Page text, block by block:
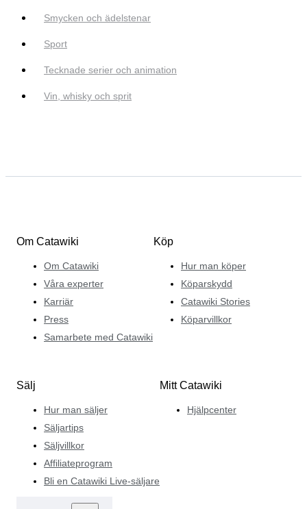
Smycken och ädelstenar
Sport
Tecknade serier och animation
Vin, whisky och sprit
Om Catawiki
Om Catawiki
Våra experter
Karriär
Press
Samarbete med Catawiki
Köp
Hur man köper
Köparskydd
Catawiki Stories
Köparvillkor
Sälj
Hur man säljer
Säljartips
Säljvillkor
Affiliateprogram
Bli en Catawiki Live-säljare
Mitt Catawiki
Hjälpcenter